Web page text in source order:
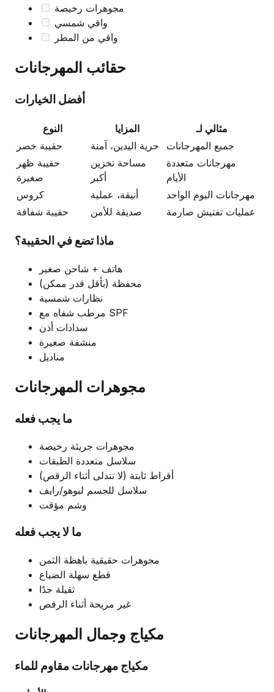
مجوهرات رخيصة
واقي شمسي
واقي من المطر
حقائب المهرجانات
أفضل الخيارات
النوع المزايا
مثالي لـ
حقيبة خصر
حرية اليدين، آمنة
جميع المهرجانات
حقيبة ظهر
صغيرة
مساحة تخزين
أكبر
مهرجانات متعددة
الأيام
كروس
أنيقة، عملية
مهرجانات اليوم الواحد
حقيبة شفافة
صديقة للأمن عمليات تفتيش صارمة
ماذا تضع في الحقيبة؟
هاتف + شاحن صغير
محفظة (بأقل قدر ممكن)
نظارات شمسية
مرطب شفاه مع SPF
سدادات أذن
منشفة صغيرة
مناديل
مجوهرات المهرجانات
ما يجب فعله
مجوهرات جريئة رخيصة
سلاسل متعددة الطبقات
أقراط ثابتة (لا تتدلى أثناء الرقص)
سلاسل للجسم لبوهو/رايف
وشم مؤقت
ما لا يجب فعله
مجوهرات حقيقية باهظة الثمن
قطع سهلة الضياع
ثقيلة جدًا
غير مريحة أثناء الرقص
مكياج وجمال المهرجانات
مكياج مهرجانات مقاوم للماء